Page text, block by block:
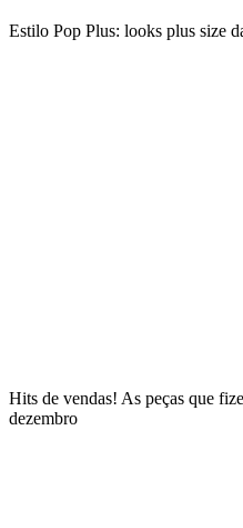
Estilo Pop Plus: looks plus size
Hits de vendas! As peças que
dezembro